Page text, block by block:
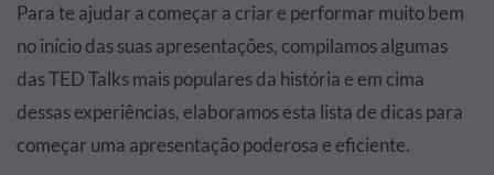
Para te ajudar a começar a criar e performar muito bem
no início das suas apresentações, compilamos algumas
das TED Talks mais populares da história e em cima
dessas experiências, elaboramos esta lista de dicas para
começar uma apresentação poderosa e eficiente.